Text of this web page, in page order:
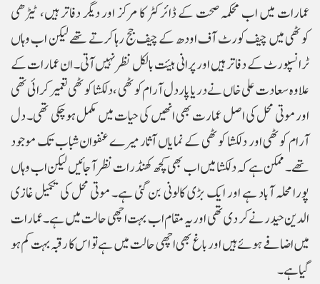
عمارات میں اب محکمہ صحت کے ڈائرکٹر کا مرکز اور دیگر دفاتر ہیں، ٹیڑھی
کوٹھی میں چیف کورٹ آف اودھ کے چیف جج رہا کرتے تھے لیکن اب وہاں
ٹرانسپورٹ کے دفاتر ہیں اور پرانی ہیئت بالکل نظر نہیں آتی۔ ان عمارات کے
علاوہ سعادت علی خاں نے دریا پار دل آرام کوٹھی ، دلکشا کوٹھی تعمیر کرائی تھی
اور موتی محل کی اصل عمارت بھی انھیں کی حیات میں مکمل ہو چکی تھی۔ دل
آرام کوٹھی اور دلکشا کوٹھی کے نمایاں آثار میرے عنفوان شباب تک موجود
تھے۔ ممکن ہے کہ دلکشا میں اب بھی کچھ کھنڈرات نظر آ جائیں لیکن اب وہاں
پورا محلہ آباد ہے اور ایک بڑی کالونی بن گئی ہے۔ موتی محل کی تکمیل غازی
الدین حیدر نے کر دی تھی او ریہ مقام اب بہت اچھی حالت میں ہے۔ عمارات
میں اضافے ہوئے ہیں اور باغ بھی اچھی حالت میں ہے تو اس کا رقبہ بہت کم ہو
گیا ہے۔